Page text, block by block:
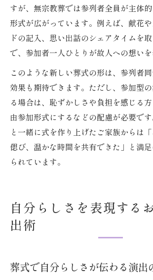
すが、無宗教葬では参列者全員が主体
形式が広がっています。例えば、献花
ドの記入、思い出話のシェアタイムを
で、参加者一人ひとりが故人への想いを
このような新しい葬式の形は、参列者
効果も期待できます。ただし、参加型
る場合は、恥ずかしさや負担を感じる
由参加形式にするなどの配慮が必要で
と一緒に式を作り上げたご家族からは
偲び、温かな時間を共有できた」と満
られています。
自分らしさを表現する
出術
葬式で自分らしさが伝わる演出